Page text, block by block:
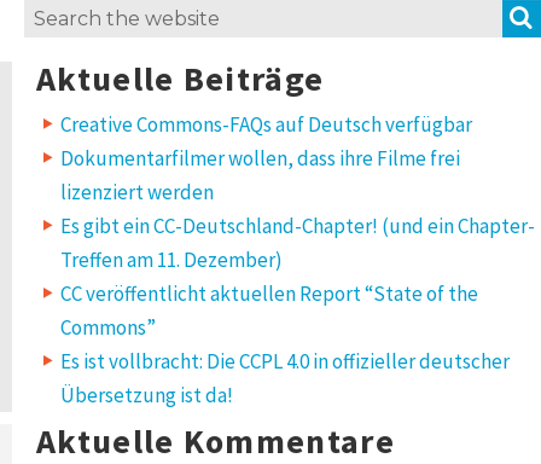
Search
Aktuelle Beiträge
Creative Commons-FAQs auf Deutsch verfügbar
Dokumentarfilmer wollen, dass ihre Filme frei
lizenziert werden
Es gibt ein CC-Deutschland-Chapter! (und ein Chapter-
Treffen am 11. Dezember)
CC veröffentlicht aktuellen Report “State of the
Commons”
Es ist vollbracht: Die CCPL 4.0 in offizieller deutscher
Übersetzung ist da!
Aktuelle Kommentare